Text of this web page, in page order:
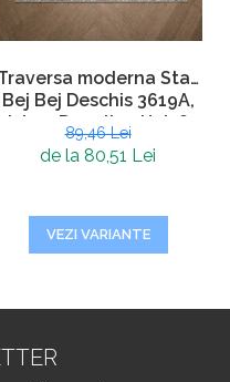
moderna Star,
Bej Bej Deschis 3619A,
Dormitor, Hol, 80
x 250 cm
89,46 Lei
de la 80,51 Lei
VEZI VARIANTE